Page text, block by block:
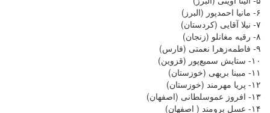
۶- مانیا احمدپور (البرز)
۷- نیلا آقایی (کردستان)
۸- رقیه مغانلو (زنجان)
۹- فاطمه‌زهرا نعمتی (فارس)
۱۰- ستایش سمیع‌پور (قزوین)
۱۱- مبینا بریهی (خوزستان)
۱۲- پریا مهرمند (خوزستان)
۱۳- افروز عموسلطانی (اصفهان)
۱۴- عسل برومند ( اصفهان)